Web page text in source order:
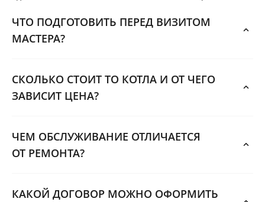
ЧТО ПОДГОТОВИТЬ ПЕРЕД ВИЗИТОМ
МАСТЕРА?
СКОЛЬКО СТОИТ ТО КОТЛА И ОТ ЧЕГО
ЗАВИСИТ ЦЕНА?
ЧЕМ ОБСЛУЖИВАНИЕ ОТЛИЧАЕТСЯ
ОТ РЕМОНТА?
КАКОЙ ДОГОВОР МОЖНО ОФОРМИТЬ